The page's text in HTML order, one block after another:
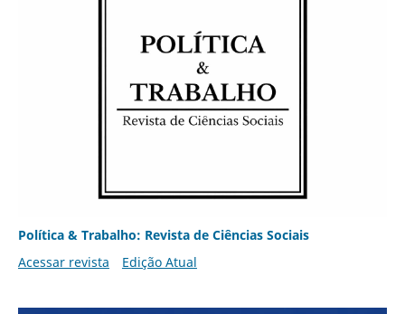
Política & Trabalho: Revista de Ciências Sociais
Acessar revista
Edição Atual